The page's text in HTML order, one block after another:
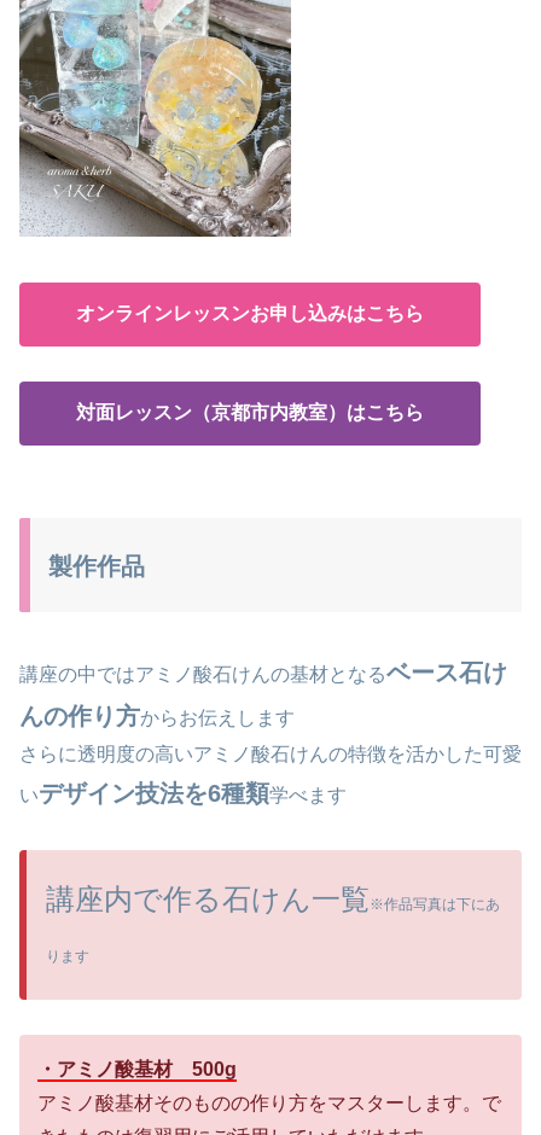
オンラインレッスンお申し込みはこちら
対面レッスン（京都市内教室）はこちら
製作作品
講座の中ではアミノ酸石けんの基材となるベース石け
んの作り方からお伝えします
さらに透明度の高いアミノ酸石けんの特徴を活かした可愛
いデザイン技法を6種類学べます
講座内で作る石けん一覧※作品写真は下にあ
ります
・アミノ酸基材 500g
アミノ酸基材そのものの作り方をマスターします。で